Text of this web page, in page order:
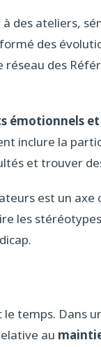
des ateliers,
des
des
émotionnels
inclure la
et trouver
est un axe
les
temps. Dans
au